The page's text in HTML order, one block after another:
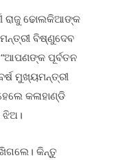
ରାଜୁ ଢୋଲକିଆଙ୍କ
ବିଷ୍ଣୁଦେବ
“ଆପଣଙ୍କ ପୂର୍ବତନ
ମୁଖ୍ୟମନ୍ତ୍ରୀ
କଳାହାଣ୍ଡି
ଝିଅ।
କିନ୍ତୁ